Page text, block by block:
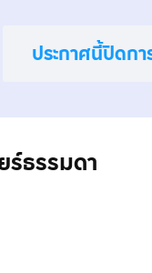
ประกาศนี้ปิดกา
ร์ธรรมดา